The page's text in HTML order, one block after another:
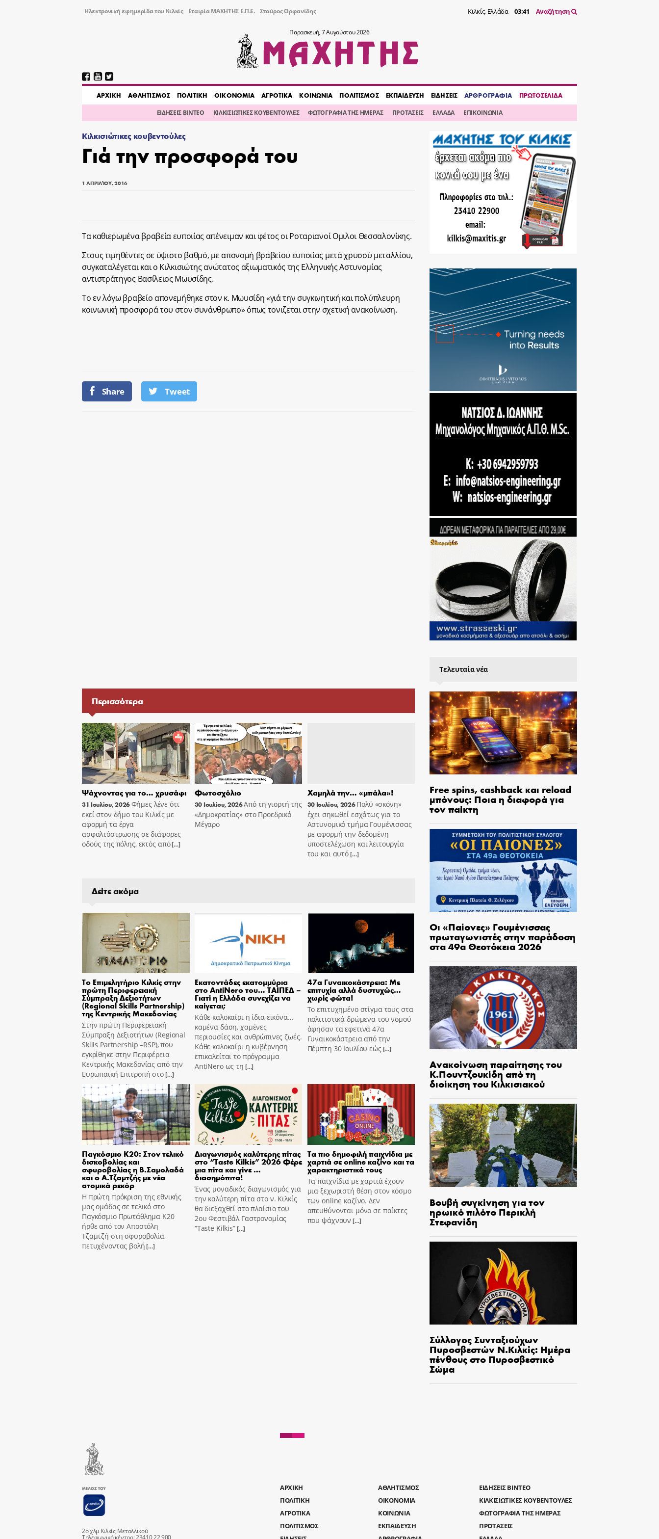
Ηλεκτρονική εφημερίδα του Κιλκίς Εταιρία ΜΑΧΗΤΗΣ Ε.Π.Ε. Σταύρος Ορφανίδης Κιλκίς, Ελλάδα 03:41 Αναζήτηση
Παρασκευή, 7 Αυγούστου 2026
AΡΧΙΚΗ ΑΘΛΗΤΙΣΜΟΣ ΠΟΛΙΤΙΚΗ ΟΙΚΟΝΟΜΙΑ ΑΓΡΟΤΙΚΑ ΚΟΙΝΩΝΙΑ ΠΟΛΙΤΙΣΜΟΣ ΕΚΠΑΙΔΕΥΣΗ ΕΙΔΗΣΕΙΣ ΑΡΘΡΟΓΡΑΦΙΑ ΠΡΩΤΟΣΕΛΙΔΑ
ΕΙΔΗΣΕΙΣ ΒΙΝΤΕΟ ΚΙΛΚΙΣΙΩΤΙΚΕΣ ΚΟΥΒΕΝΤΟΥΛΕΣ ΦΩΤΟΓΡΑΦΙΑ ΤΗΣ ΗΜΕΡΑΣ ΠΡΟΤΑΣΕΙΣ ΕΛΛΑΔΑ ΕΠΙΚΟΙΝΩΝΙΑ
Κιλκισιώτικες κουβεντούλες
Γιά την προσφορά του
1 ΑΠΡΙΛΊΟΥ, 2016
Τα καθιερωμένα βραβεία ευποιίας απένειμαν και φέτος οι Ροταριανοί Ομιλοι Θεσσαλονίκης.
Στους τιμηθέντες σε ύψιστο βαθμό, με απονομή βραβείου ευποιίας μετά χρυσού μεταλλίου,
συγκαταλέγεται και ο Κιλκισιώτης ανώτατος αξιωματικός της Ελληνικής Αστυνομίας
αντιστράτηγος Βασίλειος Μωυσίδης.
Το εν λόγω βραβείο απονεμήθηκε στον κ. Μωυσίδη «γιά την συγκινητική και πολύπλευρη
κοινωνική προσφορά του στον συνάνθρωπο» όπως τονιζεται στην σχετική ανακοίνωση.
Share Tweet
Περισσότερα
Ψάχνοντας για το… χρυσάφι
31 Ιουλίου, 2026Φήμες λένε ότι
εκεί στον δήμο του Κιλκίς με
αφορμή τα έργα
ασφαλτόστρωσης σε διάφορες
οδούς της πόλης, εκτός από[…]
Φωτοσχόλιο
30 Ιουλίου, 2026Από τη γιορτή της
«Δημοκρατίας» στο Προεδρικό
Μέγαρο
Χαμηλά την… «μπάλα»!
30 Ιουλίου, 2026Πολύ «σκόνη»
έχει σηκωθεί εσχάτως για το
Αστυνομικό τμήμα Γουμένισσας
με αφορμή την δεδομένη
υποστελέχωση και λειτουργία
του και αυτό[…]
Δείτε ακόμα
Το Επιμελητήριο Κιλκίς στην
πρώτη Περιφερειακή
Σύμπραξη Δεξιοτήτων
(Regional Skills Partnership)
της Κεντρικής Μακεδονίας
Στην πρώτη Περιφερειακή
Σύμπραξη Δεξιοτήτων (Regional
Skills Partnership –RSP), που
εγκρίθηκε στην Περιφέρεια
Κεντρικής Μακεδονίας από την
Ευρωπαϊκή Επιτροπή στο[…]
Εκατοντάδες εκατομμύρια
στο AntiNero του… ΤΑΙΠΕΔ –
Γιατί η Ελλάδα συνεχίζει να
καίγεται;
Κάθε καλοκαίρι η ίδια εικόνα…
καμένα δάση, χαμένες
περιουσίες και ανθρώπινες ζωές.
Κάθε καλοκαίρι η κυβέρνηση
επικαλείται το πρόγραμμα
AntiNero ως τη […]
47α Γυναικοκάστρεια: Με
επιτυχία αλλά δυστυχώς…
χωρίς φώτα!
Το επιτυχημένο στίγμα τους στα
πολιτιστικά δρώμενα του νομού
άφησαν τα εφετινά 47α
Γυναικοκάστρεια από την
Πέμπτη 30 Ιουλίου εώς[…]
Παγκόσμιο Κ20: Στον τελικό
δισκοβολίας και
σφυροβολίας η Β.Σαμολαδά
και ο Α.Τζαμτζής με νέα
ατομικά ρεκόρ
Η πρώτη πρόκριση της εθνικής
μας ομάδας σε τελικό στο
Παγκόσμιο Πρωτάθλημα Κ20
ήρθε από τον Αποστόλη
Τζαμτζή στη σφυροβολία,
πετυχένοντας βολή[…]
Διαγωνισμός καλύτερης πίτας
στο “Taste Kilkis” 2026 Φέρε
μια πίτα και γίνε …
διασημόπιτα!
Ένας μοναδικός διαγωνισμός για
την καλύτερη πίτα στο ν. Κιλκίς
θα διεξαχθεί στο πλαίσιο του
2ου Φεστιβάλ Γαστρονομίας
“Taste Kilkis”[…]
Τα πιο δημοφιλή παιχνίδια με
χαρτιά σε online καζίνο και τα
χαρακτηριστικά τους
Τα παιχνίδια με χαρτιά έχουν
μια ξεχωριστή θέση στον κόσμο
των online καζίνο. Δεν
απευθύνονται μόνο σε παίκτες
που ψάχνουν […]
Τελευταία νέα
Free spins, cashback και reload
μπόνους: Ποια η διαφορά για
τον παίκτη
Οι «Παίονες» Γουμένισσας
πρωταγωνιστές στην παράδοση
στα 49α Θεοτόκεια 2026
Ανακοίνωση παραίτησης του
Κ.Πουντζουκίδη από τη
διοίκηση του Κιλκισιακού
Βουβή συγκίνηση για τον
ηρωικό πιλότο Περικλή
Στεφανίδη
Σύλλογος Συνταξιούχων
Πυροσβεστών Ν.Κιλκίς: Ημέρα
πένθους στο Πυροσβεστικό
Σώμα
2ο χλμ Κιλκίς Μεταλλικού
Τηλεφωνικό κέντρο: 23410 22 900
AΡΧΙΚΗ
ΑΘΛΗΤΙΣΜΟΣ
ΠΟΛΙΤΙΚΗ
ΟΙΚΟΝΟΜΙΑ
ΑΓΡΟΤΙΚΑ
ΚΟΙΝΩΝΙΑ
ΠΟΛΙΤΙΣΜΟΣ
ΕΚΠΑΙΔΕΥΣΗ
ΕΙΔΗΣΕΙΣ ΒΙΝΤΕΟ
ΚΙΛΚΙΣΙΩΤΙΚΕΣ ΚΟΥΒΕΝΤΟΥΛΕΣ
ΦΩΤΟΓΡΑΦΙΑ ΤΗΣ ΗΜΕΡΑΣ
ΠΡΟΤΑΣΕΙΣ